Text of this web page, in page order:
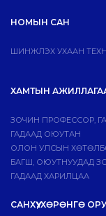
НОМЫН САН
ШИНЖЛЭХ УХААН
ХАМТЫН
ЗОЧИН ПРОФЕССОР,
ГАДААД ОЮУТАН
ОЛОН УЛСЫН
БАГШ, ОЮУТНУУДАД
ГАДААД ХАРИЛЦАА
САНХҮҮ, ХӨРӨНГӨ